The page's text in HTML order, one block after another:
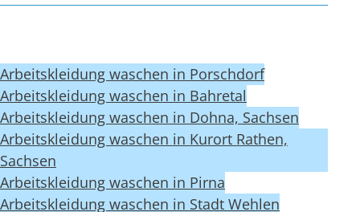
Arbeitskleidung waschen in Porschdorf
Arbeitskleidung waschen in Bahretal
Arbeitskleidung waschen in Dohna, Sachsen
Arbeitskleidung waschen in Kurort Rathen,
Sachsen
Arbeitskleidung waschen in Pirna
Arbeitskleidung waschen in Stadt Wehlen